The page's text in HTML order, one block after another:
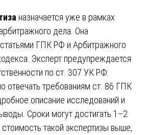
назначается уже в рамках
дела. Она
ГПК РФ и Арбитражного
Эксперт предупреждается
по ст. 307 УК РФ.
отвечать требованиям ст. 86 ГПК
описание исследований и
Сроки могут достигать 1–2
такой экспертизы выше,